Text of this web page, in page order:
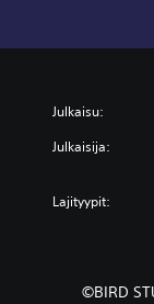
Julkaisu:
Julkaisija:
Lajityypit:
©BIRD